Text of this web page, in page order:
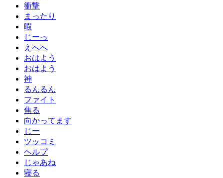
衝撃
まったり
暇
じーっ
えへへ
おはよう
おはよう
神
るんるん
ファイト
焦る
向かってます
じー
ツッコミ
ヘルプ
じゃあね
寝る